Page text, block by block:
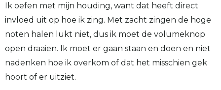
Ik oefen met mijn houding, want dat heeft direct
invloed uit op hoe ik zing. Met zacht zingen de hoge
noten halen lukt niet, dus ik moet de volumeknop
open draaien. Ik moet er gaan staan en doen en niet
nadenken hoe ik overkom of dat het misschien gek
hoort of er uitziet.